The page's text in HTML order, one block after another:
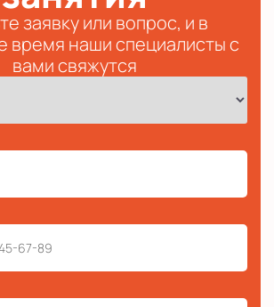
заявку или вопрос, и в
время наши специалисты с
вами свяжутся